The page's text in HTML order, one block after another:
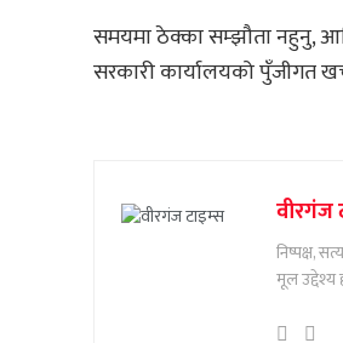
समयमा ठेक्का सम्झौता नहुनु,
सरकारी कार्यालयको पुँजीगत
वीरगंज
निष्पक्ष,
मूल उद्देश्य